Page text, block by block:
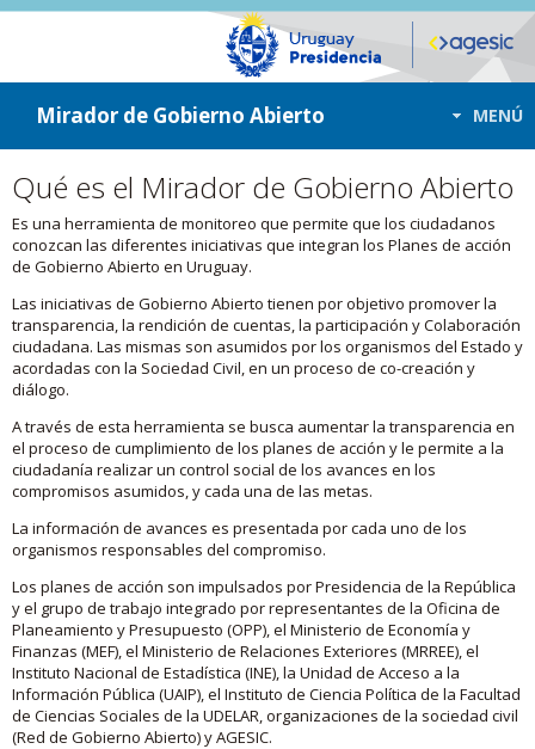
ir a contenido
ir al menú
Mirador de Gobierno Abierto MENÚ
Qué es el Mirador de Gobierno Abierto
Es una herramienta de monitoreo que permite que los ciudadanos
conozcan las diferentes iniciativas que integran los Planes de acción
de Gobierno Abierto en Uruguay.
Las iniciativas de Gobierno Abierto tienen por objetivo promover la
transparencia, la rendición de cuentas, la participación y Colaboración
ciudadana. Las mismas son asumidos por los organismos del Estado y
acordadas con la Sociedad Civil, en un proceso de co-creación y
diálogo.
A través de esta herramienta se busca aumentar la transparencia en
el proceso de cumplimiento de los planes de acción y le permite a la
ciudadanía realizar un control social de los avances en los
compromisos asumidos, y cada una de las metas.
La información de avances es presentada por cada uno de los
organismos responsables del compromiso.
Los planes de acción son impulsados por Presidencia de la República
y el grupo de trabajo integrado por representantes de la Oficina de
Planeamiento y Presupuesto (OPP), el Ministerio de Economía y
Finanzas (MEF), el Ministerio de Relaciones Exteriores (MRREE), el
Instituto Nacional de Estadística (INE), la Unidad de Acceso a la
Información Pública (UAIP), el Instituto de Ciencia Política de la Facultad
de Ciencias Sociales de la UDELAR, organizaciones de la sociedad civil
(Red de Gobierno Abierto) y AGESIC.